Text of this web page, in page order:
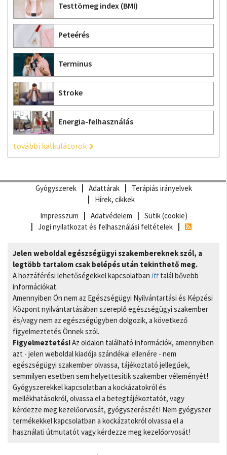
Testtömeg index (BMI)
Peteérés
Terminus
Stroke
Energia-felhasználás
további kalkulátorok
Gyógyszerek Adattárak
Terápiás irányelvek
Hírek, cikkek
Impresszum
Adatvédelem
Sütik (cookie)
Jogi nyilatkozat és felhasználási feltételek
Jelen weboldal egészségügyi szakembereknek szól, a
legtöbb tartalom csak belépés után tekinthető meg.
A hozzáférési lehetőségekkel kapcsolatban itt talál bővebb
információkat.
Amennyiben Ön nem az Egészségügyi Nyilvántartási és Képzési
Központ nyilvántartásában szereplő egészségügyi szakember
és/vagy nem az egészségügyben dolgozik, a következő
figyelmeztetés Önnek szól.
Figyelmeztetés!Az oldalon található információk, amennyiben
azt - jelen weboldal kiadója szándékai ellenére - nem
egészségügyi szakember olvassa, tájékoztató jellegűek,
semmilyen esetben sem helyettesítik szakember véleményét!
Gyógyszerekkel kapcsolatban a kockázatokról és
mellékhatásokról, olvassa el a betegtájékoztatót, vagy
kérdezze meg kezelőorvosát, gyógyszerészét! Nem gyógyszer
termékekkel kapcsolatban a kockázatokról olvassa el a
használati útmutatót vagy kérdezze meg kezelőorvosát!